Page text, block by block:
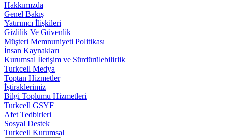
Hakkımızda
Genel Bakış
Yatırımcı İlişkileri
Gizlilik Ve Güvenlik
Müşteri Memnuniyeti Politikası
İnsan Kaynakları
Kurumsal İletişim ve Sürdürülebilirlik
Turkcell Medya
Toptan Hizmetler
İştiraklerimiz
Bilgi Toplumu Hizmetleri
Turkcell GSYF
Afet Tedbirleri
Sosyal Destek
Turkcell Kurumsal